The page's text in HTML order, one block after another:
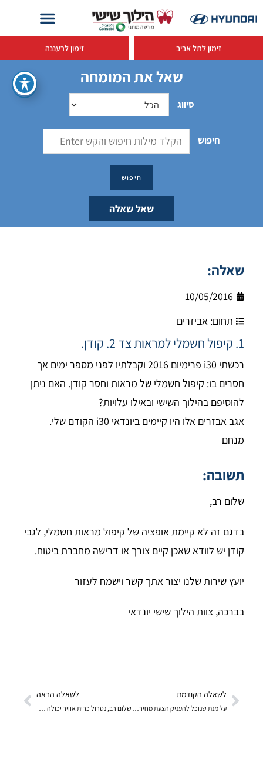
זימון לתל אביב זימון לרעננה
שאל את המומחה
סיווג
חיפוש
שאל שאלה
שאלה:
10/05/2016
תחום: אביזרים
1. קיפול חשמלי למראות צד 2. קודן.
רכשתי i30 פרימיום 2016 וקבלתיו לפני מספר ימים אך
חסרים בו: קיפול חשמלי של מראות וחסר קודן. האם ניתן
להוסיפם בהילוך השישי ובאילו עלויות?
אגב אבזרים אלו היו קיימים ביונדאי i30 הקודם שלי.
מנחם
תשובה:
שלום רב,
בדגם זה לא קיימת אופציה של קיפול מראות חשמלי, לגבי
קודן יש לוודא שאכן קיים צורך או דרישה מחברת ביטוח.
יועץ שירות שלנו יצור אתך קשר וישמח לעזור
בברכה, צוות הילוך שישי יונדאי
לשאלה הקודמת לשאלה הבאה